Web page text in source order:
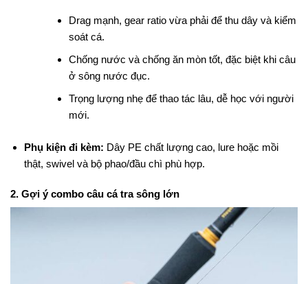
Drag mạnh, gear ratio vừa phải để thu dây và kiểm
soát cá.
Chống nước và chống ăn mòn tốt, đặc biệt khi câu
ở sông nước đục.
Trọng lượng nhẹ để thao tác lâu, dễ học với người
mới.
Phụ kiện đi kèm: Dây PE chất lượng cao, lure hoặc mồi
thật, swivel và bộ phao/đầu chì phù hợp.
2. Gợi ý combo câu cá tra sông lớn